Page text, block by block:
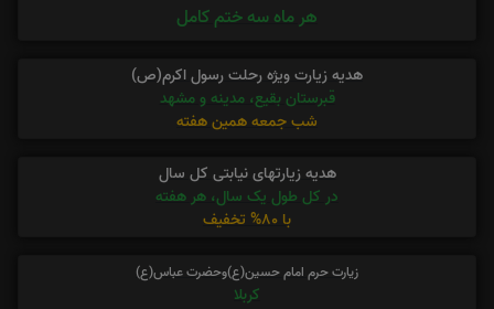
هر ماه سه ختم کامل
هدیه زیارت ویژه رحلت رسول اکرم(ص)
قبرستان بقیع، مدینه و مشهد
شب جمعه همین هفته
هدیه زیارتهای نیابتی کل سال
در کل طول یک سال، هر هفته
با 80% تخفیف
زیارت حرم امام حسین(ع)وحضرت عباس(ع)
کربلا